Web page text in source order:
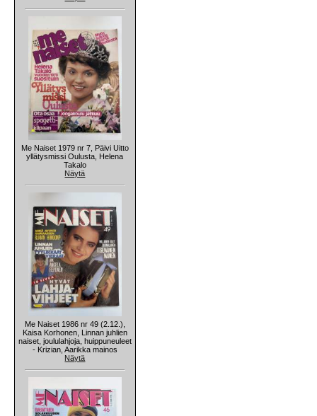
Me Naiset 1979 nr 7, Päivi Uitto
yllätysmissi Oulusta, Helena
Takalo
Näytä
Me Naiset 1986 nr 49 (2.12.),
Kaisa Korhonen, Linnan juhlien
naiset, joululahjoja, huippuneuleet
- Krizian, Aarikka mainos
Näytä